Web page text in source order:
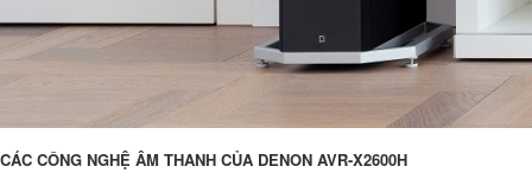
CÁC CÔNG NGHỆ ÂM THANH CỦA DENON AVR-X2600H